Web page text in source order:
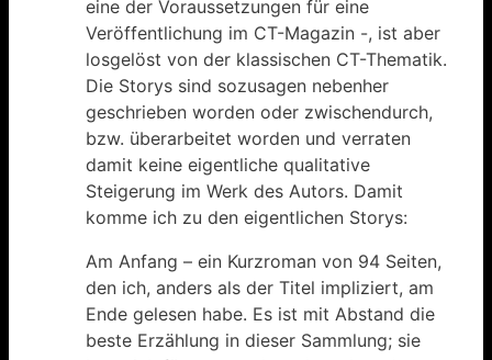
eine der Voraussetzungen für eine
Veröffentlichung im CT-Magazin -, ist aber
losgelöst von der klassischen CT-Thematik.
Die Storys sind sozusagen nebenher
geschrieben worden oder zwischendurch,
bzw. überarbeitet worden und verraten
damit keine eigentliche qualitative
Steigerung im Werk des Autors. Damit
komme ich zu den eigentlichen Storys:
Am Anfang – ein Kurzroman von 94 Seiten,
den ich, anders als der Titel impliziert, am
Ende gelesen habe. Es ist mit Abstand die
beste Erzählung in dieser Sammlung; sie